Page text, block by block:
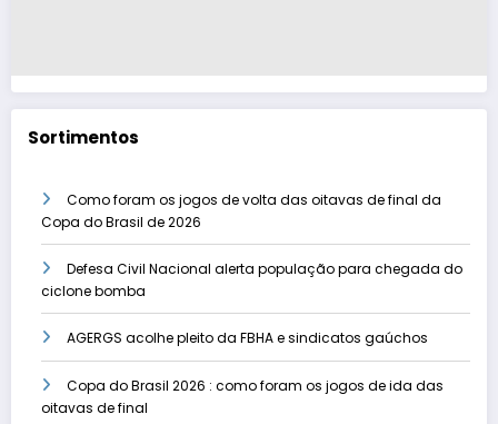
Sortimentos
Como foram os jogos de volta das oitavas de final da
Copa do Brasil de 2026
Defesa Civil Nacional alerta população para chegada do
ciclone bomba
AGERGS acolhe pleito da FBHA e sindicatos gaúchos
Copa do Brasil 2026 : como foram os jogos de ida das
oitavas de final